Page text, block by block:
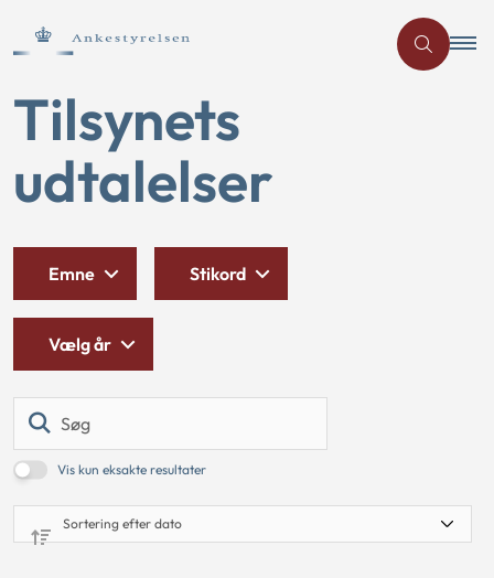
Tilsynets
udtalelser
Vis kun eksakte resultater
Emne Stikord
Vælg år